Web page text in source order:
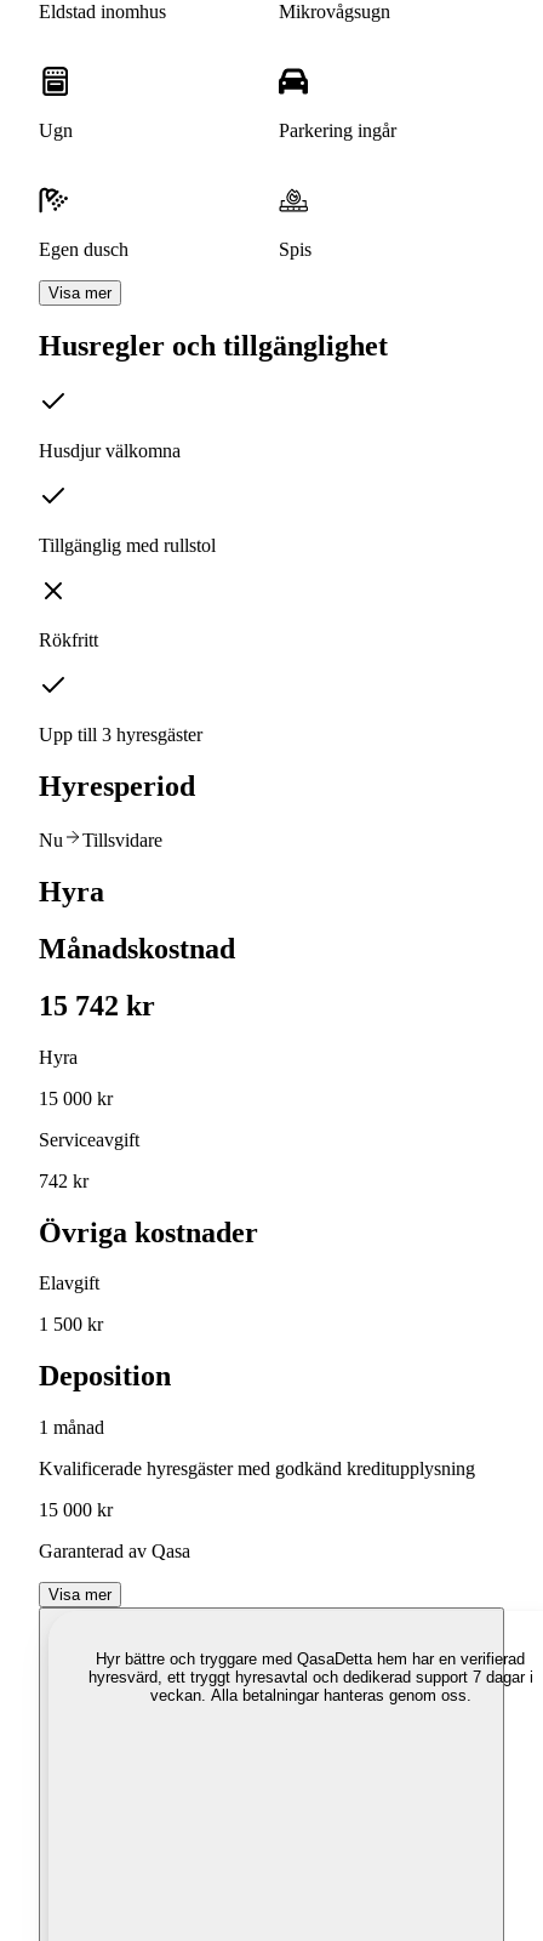
Eldstad inomhus Mikrovågsugn
Ugn Parkering ingår
Egen dusch Spis
Visa mer
Husregler och tillgänglighet
Husdjur välkomna
Tillgänglig med rullstol
Rökfritt
Upp till 3 hyresgäster
Hyresperiod
Nu Tillsvidare
Hyra
Månadskostnad
15 742 kr
Hyra
15 000 kr
Serviceavgift
742 kr
Övriga kostnader
Elavgift
1 500 kr
Deposition
1 månad
Kvalificerade hyresgäster med godkänd kreditupplysning
15 000 kr
Garanterad av Qasa
Visa mer
Hyr bättre och tryggare med QasaDetta hem har en verifierad
hyresvärd, ett tryggt hyresavtal och dedikerad support 7 dagar i
veckan. Alla betalningar hanteras genom oss.